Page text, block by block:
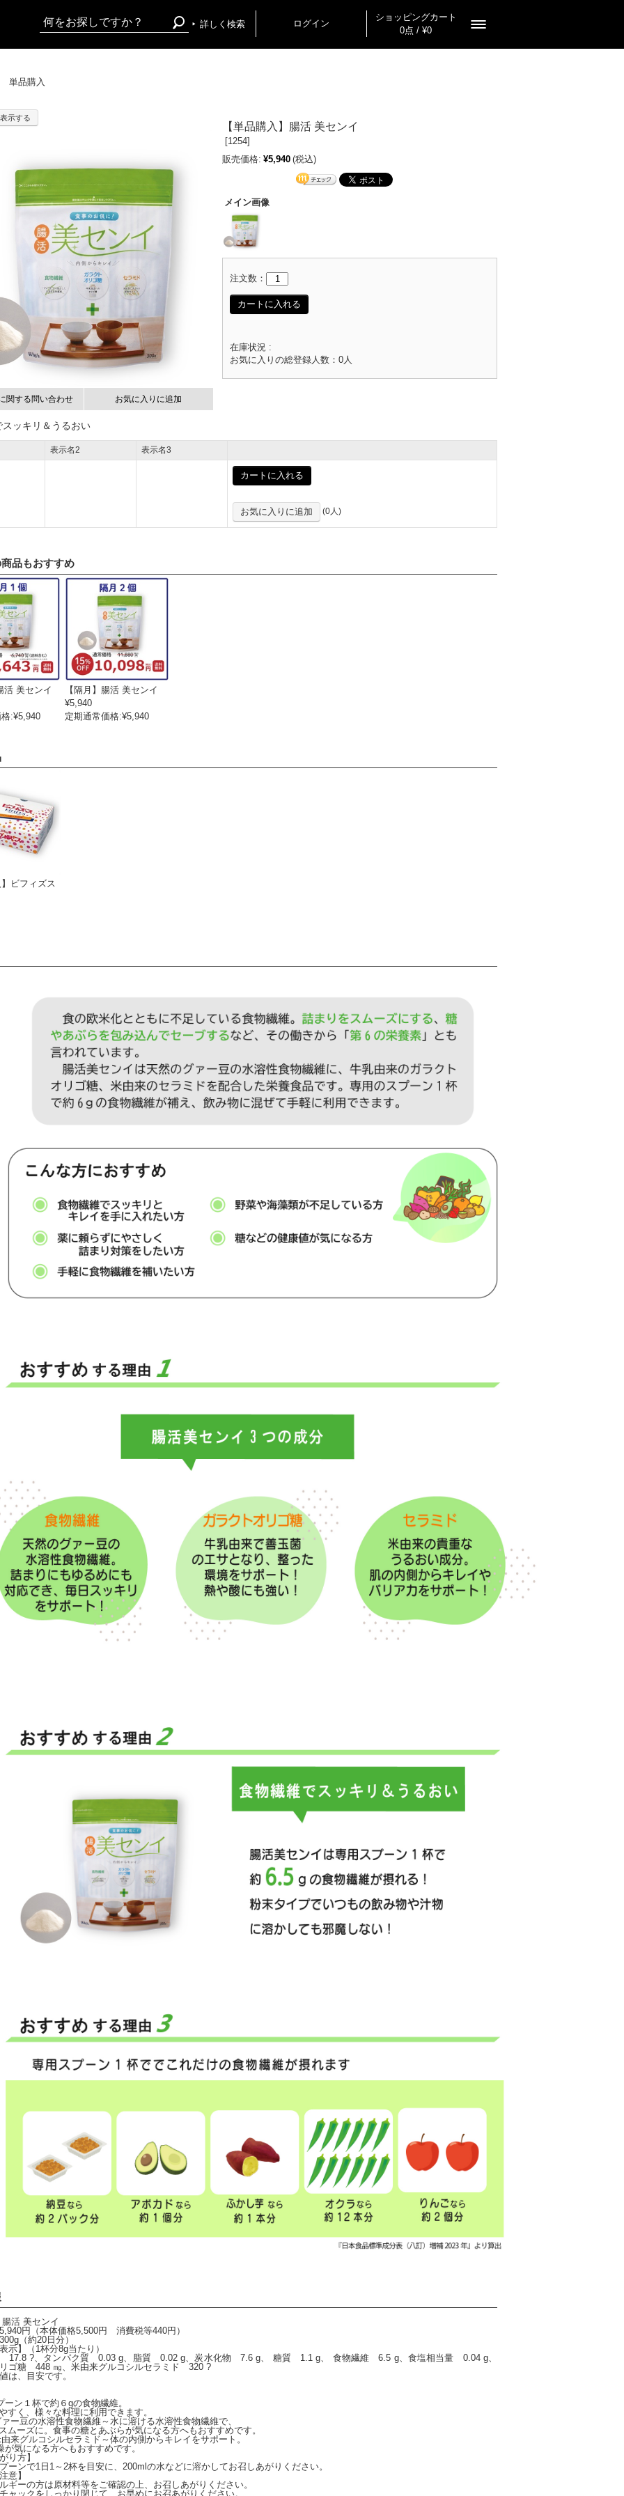
詳しく検索 ログイン
ショッピングカート
0点 / ¥0
単品購入
示する
関する問い合わせ お気に入りに追加
スッキリ＆うるおい
【単品購入】腸活 美センイ
[1254]
販売価格: ¥5,940 (税込)
メイン画像
注文数：
カートに入れる
在庫状況 :
お気に入りの総登録人数：0人
表示名2 表示名3
カートに入れる
お気に入りに追加 (0人)
品もおすすめ
活 美センイ
:¥5,940
【隔月】腸活 美センイ
¥5,940
定期通常価格:¥5,940
ビフィズス
活 美センイ
円（本体価格5,500円 消費税等440円）
（約20日分）
示】（1杯分8g当たり）
17.8 ?、タンパク質 0.03 g、脂質 0.02 g、炭水化物 7.6 g、 糖質 1.1 g、 食物繊維 6.5 g、食塩相当量 0.04 g、
ゴ糖 448 ㎎、米由来グルコシルセラミド 320 ?
は、目安です。
ン１杯で約６gの食物繊維。
く、様々な料理に利用できます。
ー豆の水溶性食物繊維～水に溶ける水溶性食物繊維で、
ーズに。食事の糖とあぶらが気になる方へもおすすめです。
来グルコシルセラミド～体の内側からキレイをサポート。
気になる方へもおすすめです。
り方】
ーンで1日1～2杯を目安に、200mlの水などに溶かしてお召しあがりください。
意】
ギーの方は原材料等をご確認の上、お召しあがりください。
ャックをしっかり閉じて、お早めにお召あがりください。